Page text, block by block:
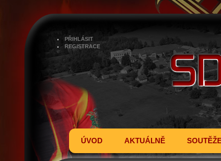
PŘIHLÁSIT
REGISTRACE
ÚVOD AKTUÁLNĚ